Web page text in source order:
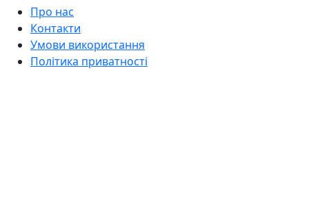
Про нас
Контакти
Умови використання
Політика приватності